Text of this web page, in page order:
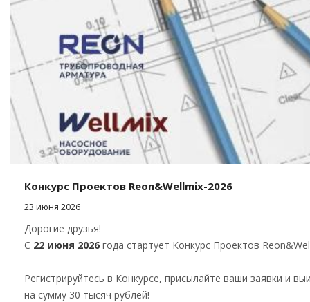
Конкурс Проектов Reon&Wellmix-2026
23 июня 2026
Дорогие друзья!
С 22 июня 2026 года стартует Конкурс Проектов
Регистрируйтесь в Конкурсе, присылайте ваши заявки и
на сумму 30 тысяч рублей!